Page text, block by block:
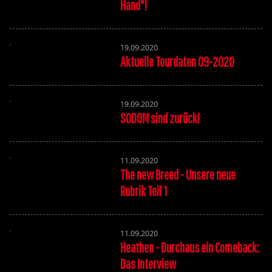
Hand"!
19.09.2020
Aktuelle Tourdaten 09-2020
19.09.2020
SODOM sind zurück!
11.09.2020
The new Breed - Unsere neue
Rubrik Teil 1
11.09.2020
Heathen - Durchaus ein Comeback:
Das Interview